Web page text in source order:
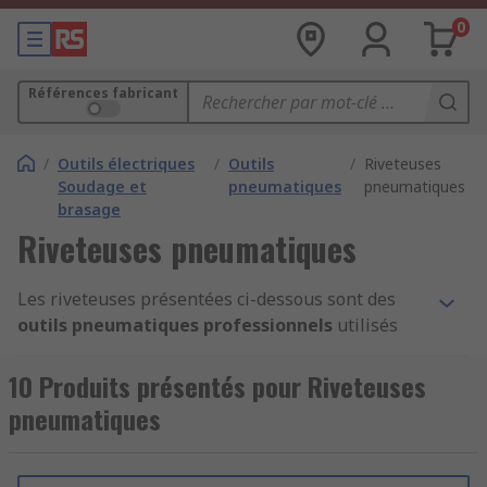
0
Références fabricant
/ Outils électriques
Soudage et
brasage
/ Outils
pneumatiques
/ Riveteuses
pneumatiques
Riveteuses pneumatiques
Les riveteuses présentées ci-dessous sont des
outils pneumatiques professionnels utilisés
d'assemblage principalement destinées aux
plaques et structures métalliques. Ces riveteuses
pneumatiques sont parfois appelées pistolets à
comprimé. Notre gamme de pistolets à rivets
10 Produits présentés pour Riveteuses
pneumatiques